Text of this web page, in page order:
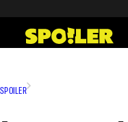
contenido
SPOILER